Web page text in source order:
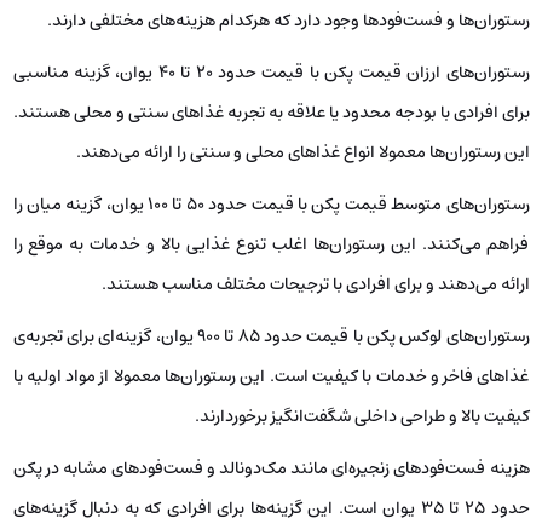
رستوران‌ها و فست‌فودها وجود دارد که هرکدام هزینه‌های مختلفی دارند.
رستوران‌های ارزان قیمت پکن با قیمت حدود 20 تا 40 یوان، گزینه مناسبی
برای افرادی با بودجه محدود یا علاقه به تجربه غذاهای سنتی و محلی هستند.
این رستوران‌ها معمولا انواع غذاهای محلی و سنتی را ارائه می‌دهند.
رستوران‌های متوسط قیمت پکن با قیمت حدود 50 تا 100 یوان، گزینه میان را
فراهم می‌کنند. این رستوران‌ها اغلب تنوع غذایی بالا و خدمات به موقع را
ارائه می‌دهند و برای افرادی با ترجیحات مختلف مناسب هستند.
رستوران‌های لوکس پکن با قیمت حدود 85 تا 900 یوان، گزینه‌ای برای تجربه‌ی
غذاهای فاخر و خدمات با کیفیت است. این رستوران‌ها معمولا از مواد اولیه با
کیفیت بالا و طراحی داخلی شگفت‌انگیز برخوردارند.
هزینه فست‌فودهای زنجیره‌ای مانند مک‌دونالد و فست‌فودهای مشابه در پکن
حدود 25 تا 35 یوان است. این گزینه‌ها برای افرادی که به دنبال گزینه‌های